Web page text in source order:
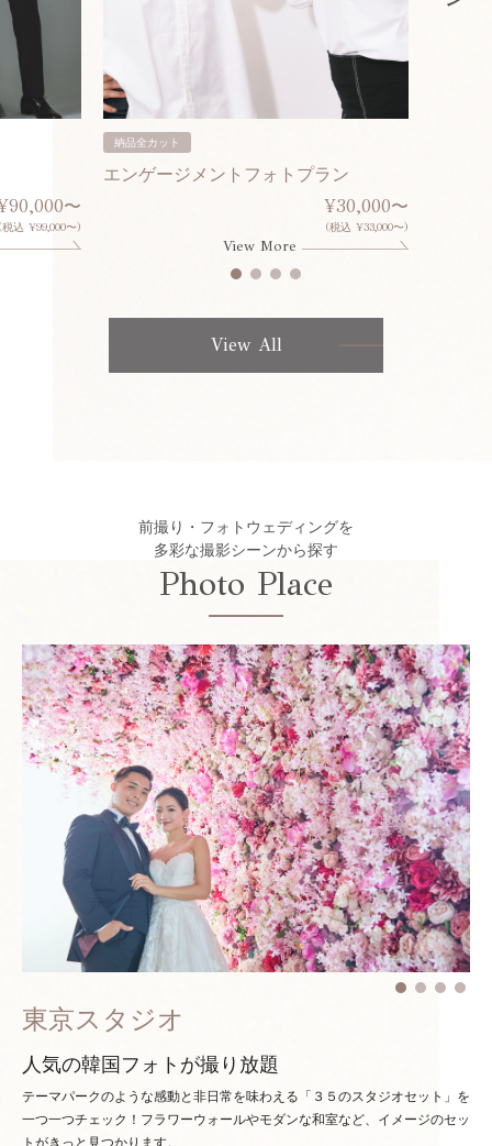
〜
(税込 ¥99,000〜)
納品全カット
エンゲージメントフォトプラン
¥30,000〜
(税込 ¥33,000〜)
View More
View All
前撮り・フォトウェディングを
多彩な撮影シーンから探す
Photo Place
東京スタジオ
人気の韓国フォトが撮り放題
テーマパークのような感動と非日常を味わえる「３５のスタジオセット」を
一つ一つチェック！ フラワーウォールやモダンな和室など、イメージのセッ
トがきっと見つかります。